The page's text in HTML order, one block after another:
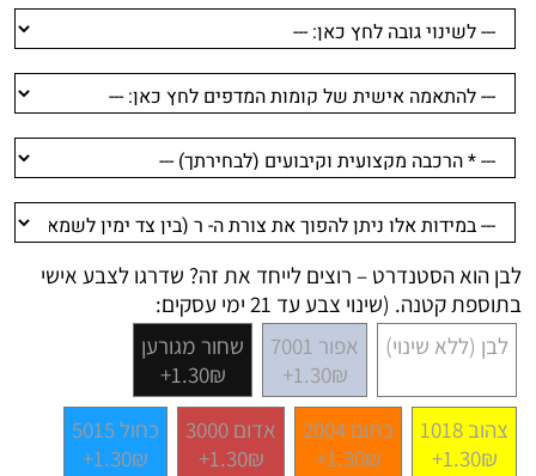
לבן הוא הסטנדרט – רוצים לייחד את זה? שדרגו לצבע אישי
בתוספת קטנה. (שינוי צבע עד 21 ימי עסקים:
לבן (ללא שינוי)
אפור 7001
1.30₪+
שחור מגורען
1.30₪+
צהוב 1018
1.30₪+
כתום 2004
1.30₪+
אדום 3000
1.30₪+
כחול 5015
1.30₪+